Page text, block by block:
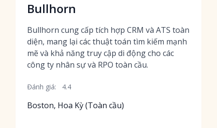
Bullhorn
Bullhorn cung cấp tích hợp CRM và ATS toàn
diện, mang lại các thuật toán tìm kiếm mạnh
mẽ và khả năng truy cập di động cho các
công ty nhân sự và RPO toàn cầu.
Đánh giá: 4.4
Boston, Hoa Kỳ (Toàn cầu)